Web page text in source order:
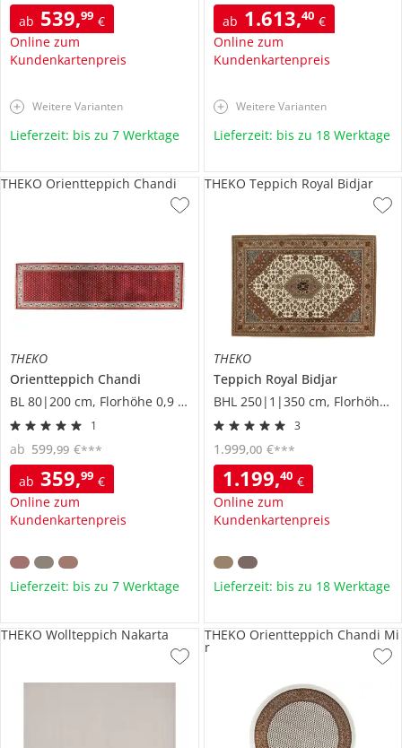
ab 539,99 €
Online zum
Kundenkartenpreis
Weitere Varianten
Lieferzeit: bis zu 7 Werktage
ab 1.613,40 €
Online zum
Kundenkartenpreis
Weitere Varianten
Lieferzeit: bis zu 18 Werktage
THEKO
Orientteppich Chandi
BL 80|200 cm, Florhöhe 0,9 cm
1
ab 359,99 €
Online zum
Kundenkartenpreis
ab 599,99 €***
THEKO Orientteppich Chandi
Lieferzeit: bis zu 7 Werktage
THEKO
Teppich Royal Bidjar
BHL 250|1|350 cm, Florhöhe 1,2 cm
3
1.199,40 €
Online zum
Kundenkartenpreis
1.999,00 €***
THEKO Teppich Royal Bidjar
Lieferzeit: bis zu 18 Werktage
THEKO Wollteppich Nakarta THEKO Orientteppich Chandi Mi
r